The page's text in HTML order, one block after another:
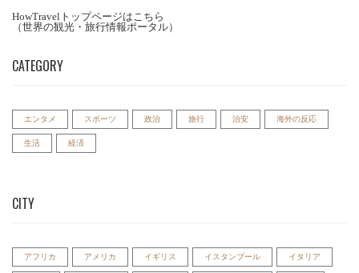
HowTravelトップページはこちら
（世界の観光・旅行情報ポータル）
CATEGORY
エンタメ スポーツ 政治 旅行 治安 海外の反応
生活 経済
CITY
アフリカ アメリカ イギリス イスタンブール イタリア